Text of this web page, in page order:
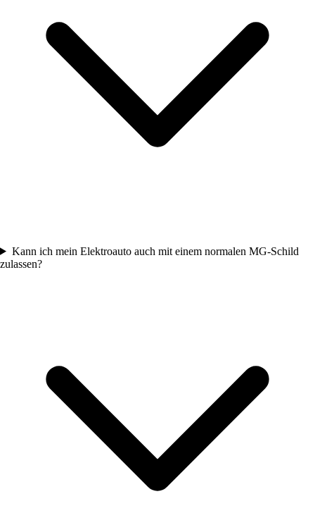
Kann ich mein Elektroauto auch mit einem normalen MG-Schild
zulassen?